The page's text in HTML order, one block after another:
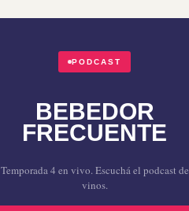
PODCAST
BEBEDOR
FRECUENTE
Temporada 4 en vivo. Escuchá el podcast de
vinos.